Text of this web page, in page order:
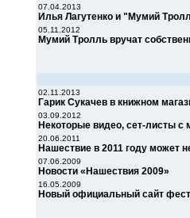
07.04.2013
Илья Лагутенко и "Мумий
05.11.2012
Мумий Тролль вручат
02.11.2013
Гарик Сукачев в книжном
03.09.2012
Некоторые видео, сет-листы c
20.06.2011
Нашествие в 2011 году может
07.06.2009
Новости «Нашествия 2009»
16.05.2009
Новый официальный сайт